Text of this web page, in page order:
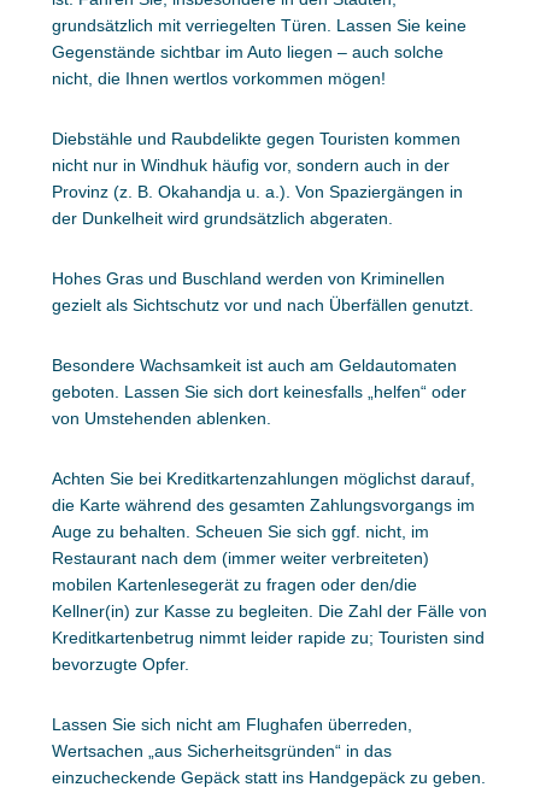
grundsätzlich mit verriegelten Türen. Lassen Sie keine
Gegenstände sichtbar im Auto liegen – auch solche
nicht, die Ihnen wertlos vorkommen mögen!
Diebstähle und Raubdelikte gegen Touristen kommen
nicht nur in Windhuk häufig vor, sondern auch in der
Provinz (z. B. Okahandja u. a.). Von Spaziergängen in
der Dunkelheit wird grundsätzlich abgeraten.
Hohes Gras und Buschland werden von Kriminellen
gezielt als Sichtschutz vor und nach Überfällen genutzt.
Besondere Wachsamkeit ist auch am Geldautomaten
geboten. Lassen Sie sich dort keinesfalls „helfen“ oder
von Umstehenden ablenken.
Achten Sie bei Kreditkartenzahlungen möglichst darauf,
die Karte während des gesamten Zahlungsvorgangs im
Auge zu behalten. Scheuen Sie sich ggf. nicht, im
Restaurant nach dem (immer weiter verbreiteten)
mobilen Kartenlesegerät zu fragen oder den/die
Kellner(in) zur Kasse zu begleiten. Die Zahl der Fälle von
Kreditkartenbetrug nimmt leider rapide zu; Touristen sind
bevorzugte Opfer.
Lassen Sie sich nicht am Flughafen überreden,
Wertsachen „aus Sicherheitsgründen“ in das
einzucheckende Gepäck statt ins Handgepäck zu geben.